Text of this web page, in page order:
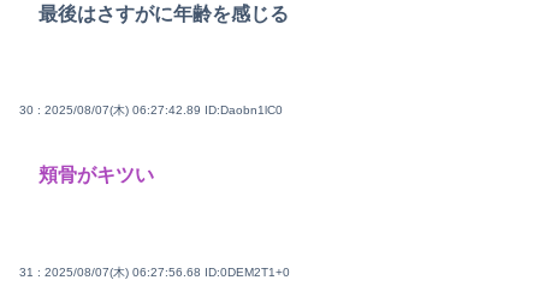
最後はさすがに年齢を感じる
30 : 2025/08/07(木) 06:27:42.89 ID:Daobn1lC0
頬骨がキツい
31 : 2025/08/07(木) 06:27:56.68 ID:0DEM2T1+0